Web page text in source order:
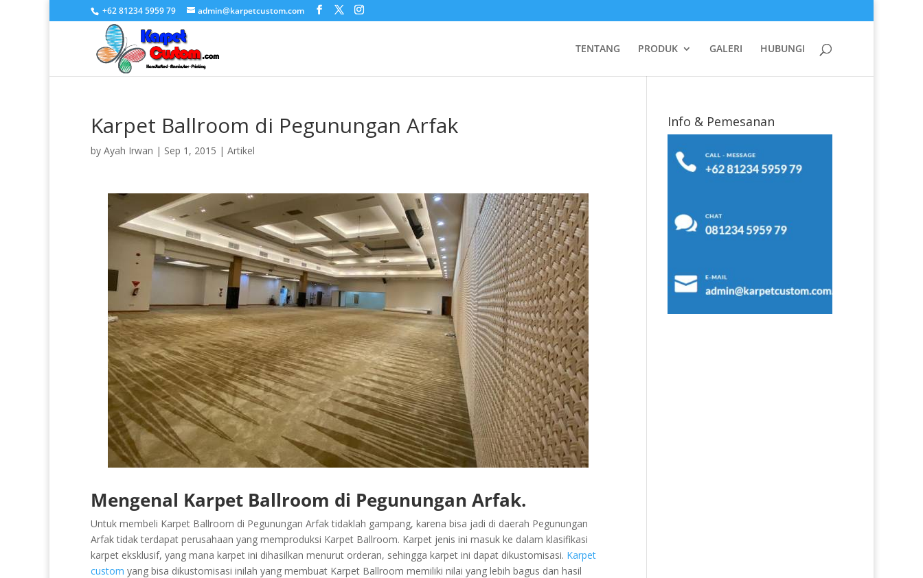
+62 81234 5959 79 admin@karpetcustom.com
TENTANG PRODUK GALERI HUBUNGI
Karpet Ballroom di Pegunungan Arfak
by Ayah Irwan | Sep 1, 2015 | Artikel
Mengenal Karpet Ballroom di Pegunungan Arfak.
Untuk membeli Karpet Ballroom di Pegunungan Arfak tidaklah gampang, karena bisa jadi di daerah Pegunungan
Arfak tidak terdapat perusahaan yang memproduksi Karpet Ballroom. Karpet jenis ini masuk ke dalam klasifikasi
karpet eksklusif, yang mana karpet ini dihasilkan menurut orderan, sehingga karpet ini dapat dikustomisasi. Karpet
custom yang bisa dikustomisasi inilah yang membuat Karpet Ballroom memiliki nilai yang lebih bagus dan hasil
Info & Pemesanan